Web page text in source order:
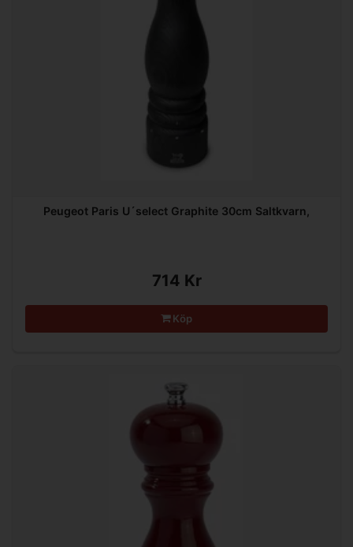
Peugeot Paris U´select Graphite 30cm Saltkvarn,
714 Kr
Köp